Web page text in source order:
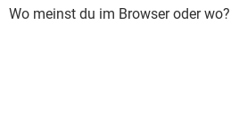
Wo meinst du im Browser oder wo?